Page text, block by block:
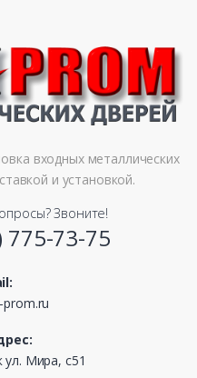
входных металлических
и установкой.
Звоните!
775-73-75
prom.ru
Мира, с51